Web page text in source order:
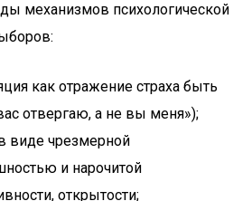
механизмов психологической
как отражение страха быть
отвергаю, а не вы меня»);
виде чрезмерной
и нарочитой
открытости;